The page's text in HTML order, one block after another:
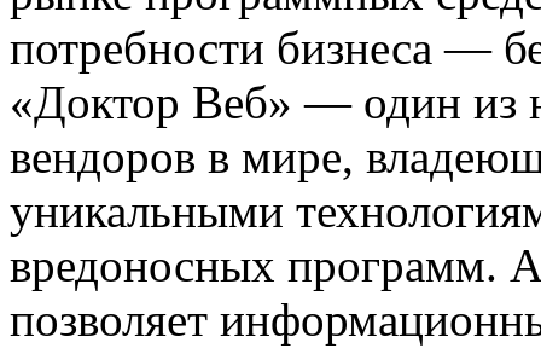
потребности бизнеса —
«Доктор Веб» — один из
вендоров в мире,
уникальными
вредоносных программ.
позволяет